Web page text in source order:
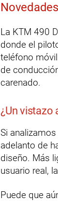
La KTM 490
donde el
teléfono
de
carenado.
¿Un vistazo
Si
adelanto de
diseño. Más
usuario real,
Puede que